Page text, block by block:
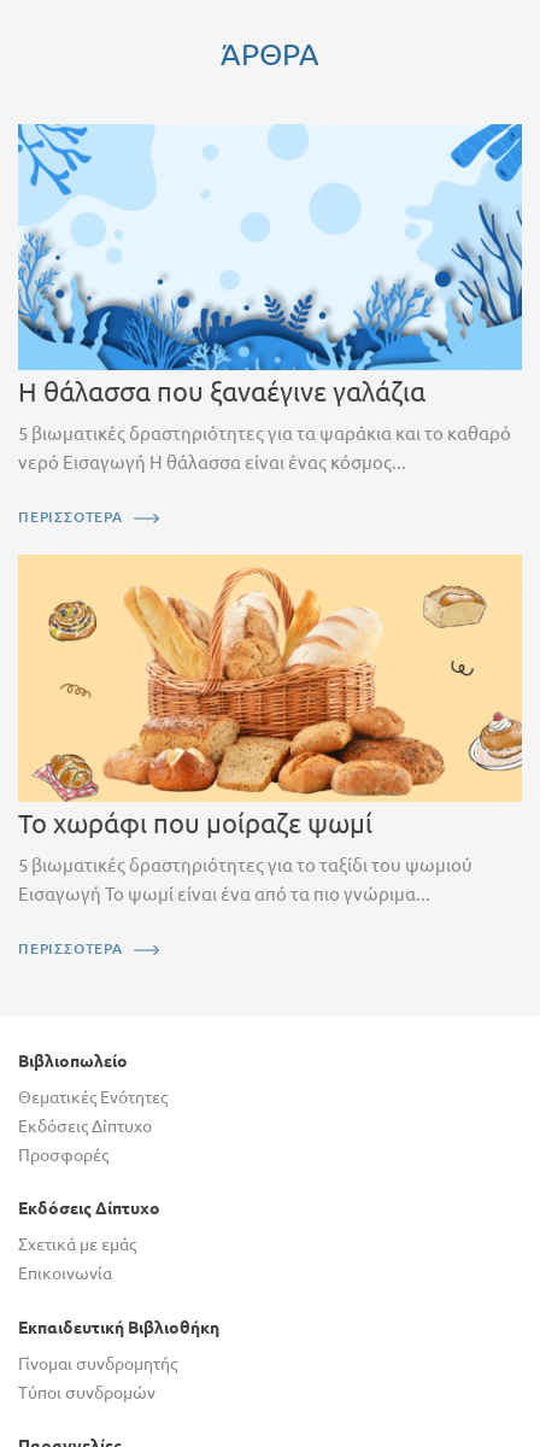
ΆΡΘΡΑ
Η θάλασσα που ξαναέγινε γαλάζια
5 βιωματικές δραστηριότητες για τα ψαράκια και το καθαρό
νερό Εισαγωγή Η θάλασσα είναι ένας κόσμος...
ΠΕΡΙΣΣΟΤΕΡΑ
Το χωράφι που μοίραζε ψωμί
5 βιωματικές δραστηριότητες για το ταξίδι του ψωμιού
Εισαγωγή Το ψωμί είναι ένα από τα πιο γνώριμα...
ΠΕΡΙΣΣΟΤΕΡΑ
Βιβλιοπωλείο
Θεματικές Ενότητες
Εκδόσεις Δίπτυχο
Προσφορές
Εκδόσεις Δίπτυχο
Σχετικά με εμάς
Επικοινωνία
Εκπαιδευτική Βιβλιοθήκη
Γίνομαι συνδρομητής
Τύποι συνδρομών